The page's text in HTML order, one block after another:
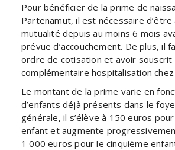
Pour bénéficier de la prime de
Partenamut, il est nécessaire d’être
mutualité depuis au moins 6 mois
prévue d’accouchement. De plus, il
ordre de cotisation et avoir souscrit
complémentaire hospitalisation
Le montant de la prime varie en
d’enfants déjà présents dans le
générale, il s’élève à 150 euros
enfant et augmente
1 000 euros pour le cinquième